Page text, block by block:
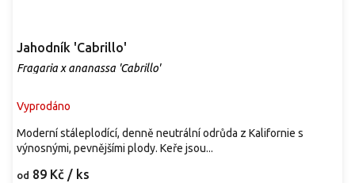
Jahodník 'Cabrillo'
Fragaria x ananassa 'Cabrillo'
Vyprodáno
od 89 Kč / ks
Moderní stáleplodící, denně neutrální odrůda z Kalifornie s
výnosnými, pevnějšími plody. Keře jsou...